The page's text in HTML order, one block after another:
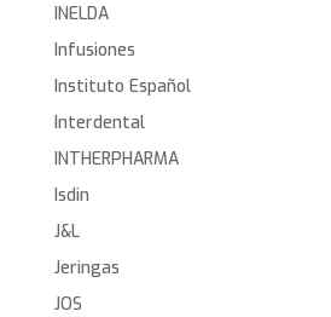
INELDA
Infusiones
Instituto Español
Interdental
INTHERPHARMA
Isdin
J&L
Jeringas
JOS